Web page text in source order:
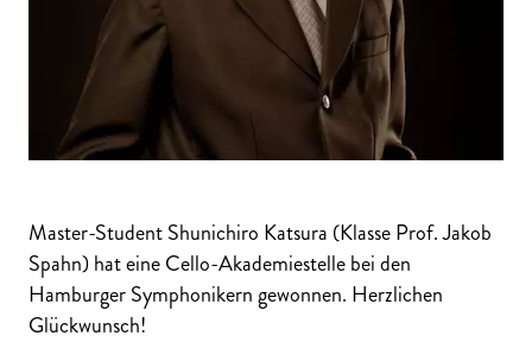
Master-Student Shunichiro Katsura (Klasse Prof. Jakob
Spahn) hat eine Cello-Akademiestelle bei den
Hamburger Symphonikern gewonnen. Herzlichen
Glückwunsch!